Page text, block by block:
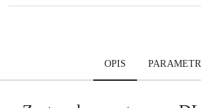
OPIS